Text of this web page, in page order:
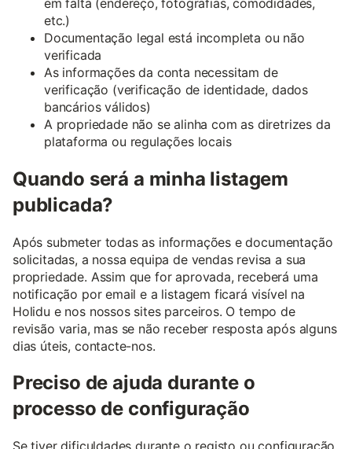
etc.)
Documentação legal está incompleta ou não
verificada
As informações da conta necessitam de
verificação (verificação de identidade, dados
bancários válidos)
A propriedade não se alinha com as diretrizes da
plataforma ou regulações locais
Quando será a minha listagem
publicada?
Após submeter todas as informações e documentação
solicitadas, a nossa equipa de vendas revisa a sua
propriedade. Assim que for aprovada, receberá uma
notificação por email e a listagem ficará visível na
Holidu e nos nossos sites parceiros. O tempo de
revisão varia, mas se não receber resposta após alguns
dias úteis, contacte-nos.
Preciso de ajuda durante o
processo de configuração